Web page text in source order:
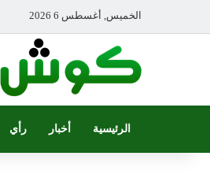
الخميس, أغسطس 6 2026
الرئيسية أخبار رأي